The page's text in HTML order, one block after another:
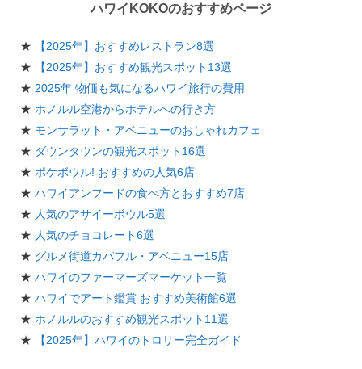
ハワイKOKOのおすすめページ
★
【2025年】おすすめレストラン8選
★
【2025年】おすすめ観光スポット13選
★ 2025年 物価も気になるハワイ旅行の費用
★ ホノルル空港からホテルへの行き方
★ モンサラット・アベニューのおしゃれカフェ
★ ダウンタウンの観光スポット16選
★ ポケボウル! おすすめの人気6店
★ ハワイアンフードの食べ方とおすすめ7店
★ 人気のアサイーボウル5選
★ 人気のチョコレート6選
★ グルメ街道カパフル・アベニュー15店
★ ハワイのファーマーズマーケット一覧
★ ハワイでアート鑑賞 おすすめ美術館6選
★ ホノルルのおすすめ観光スポット11選
★
【2025年】ハワイのトロリー完全ガイド